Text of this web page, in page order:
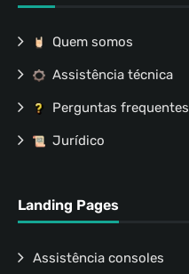
Quem somos
Assistência técnica
Perguntas frequentes
Jurídico
Landing Pages
Assistência consoles